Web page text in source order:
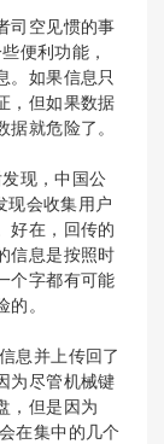
司空见惯的事
便利功能，
。如果信息只
，但如果数据
就危险了。
现，中国公
会收集用户
好在，回传的
信息是按照时
个字都有可能
。
息并上传回了
为尽管机械键
，但是因为
在集中的几个